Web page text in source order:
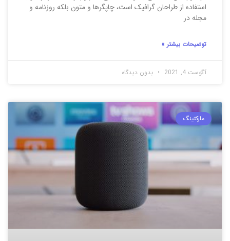
استفاده از طراحان گرافیک است، چاپگرها و متون بلکه روزنامه و
مجله در
توضیحات بیشتر »
آگوست 4, 2021 بدون دیدگاه
مارکتینگ